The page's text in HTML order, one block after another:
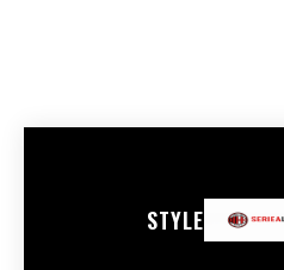
STYLE